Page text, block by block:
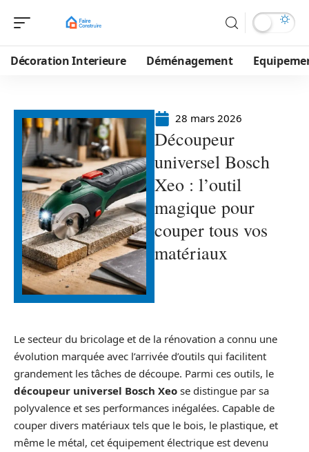
Décoration Interieure Déménagement
28 mars 2026
Découpeur
universel Bosch
Xeo : l’outil
magique pour
couper tous vos
matériaux
Le secteur du bricolage et de la rénovation a connu une
évolution marquée avec l’arrivée d’outils qui facilitent
grandement les tâches de découpe. Parmi ces outils, le
découpeur universel Bosch Xeo se distingue par sa
polyvalence et ses performances inégalées. Capable de
couper divers matériaux tels que le bois, le plastique, et
même le métal, cet équipement électrique est devenu